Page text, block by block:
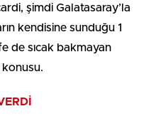
şimdi Galatasaray’la
kendisine sunduğu 1
de sıcak bakmayan
konusu.